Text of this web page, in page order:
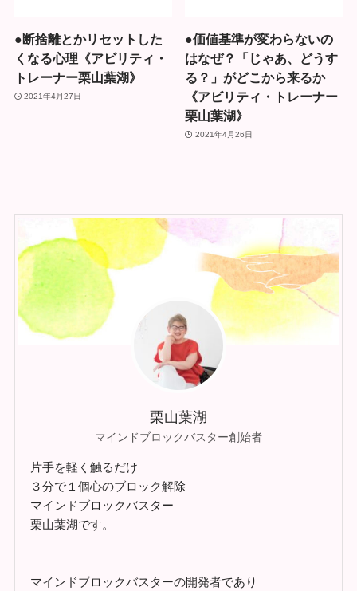
●断捨離とかリセットした
くなる心理《アビリティ・
トレーナー栗山葉湖》
2021年4月27日
●価値基準が変わらないの
はなぜ？「じゃあ、どうす
る？」がどこから来るか
《アビリティ・トレーナー
栗山葉湖》
2021年4月26日
栗山葉湖
マインドブロックバスター創始者
片手を軽く触るだけ
３分で１個心のブロック解除
マインドブロックバスター
栗山葉湖です。
マインドブロックバスターの開発者であり